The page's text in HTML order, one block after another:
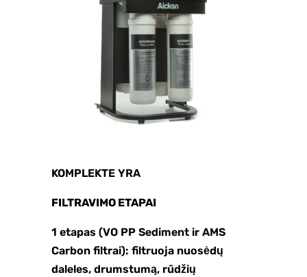
KOMPLEKTE YRA
FILTRAVIMO ETAPAI
1 etapas (VO PP Sediment ir AMS
Carbon filtrai): filtruoja nuosėdų
daleles, drumstumą, rūdžių